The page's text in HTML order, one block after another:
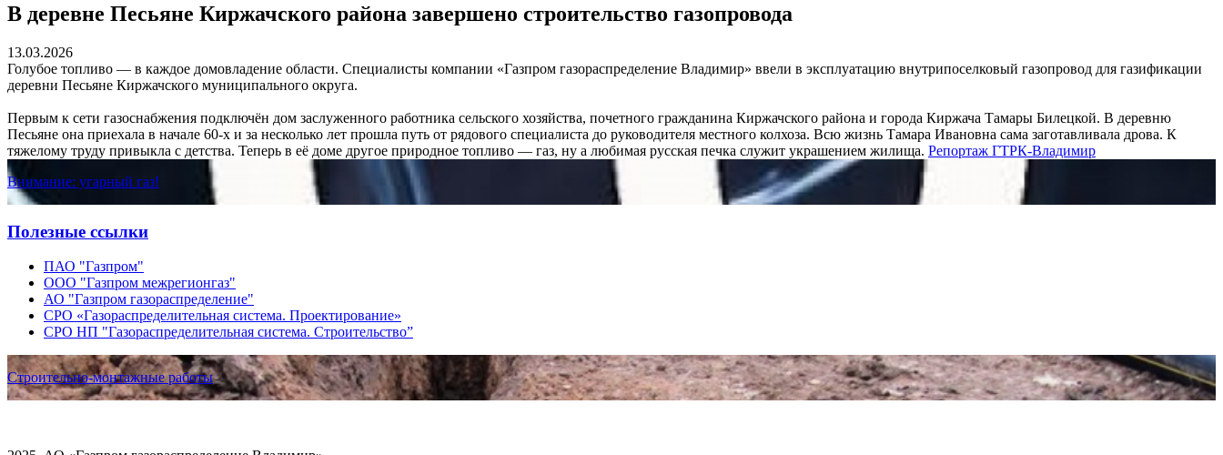
В деревне Песьяне Киржачского района завершено строительство газопровода
13.03.2026
Голубое топливо — в каждое домовладение области. Специалисты компании «Газпром газораспределение Владимир» ввели в эксплуатацию внутрипоселковый газопровод для газификации
деревни Песьяне Киржачского муниципального округа.
Первым к сети газоснабжения подключён дом заслуженного работника сельского хозяйства, почетного гражданина Киржачского района и города Киржача Тамары Билецкой. В деревню
Песьяне она приехала в начале 60-х и за несколько лет прошла путь от рядового специалиста до руководителя местного колхоза. Всю жизнь Тамара Ивановна сама заготавливала дрова. К
тяжелому труду привыкла с детства. Теперь в её доме другое природное топливо — газ, ну а любимая русская печка служит украшением жилища. Репортаж ГТРК-Владимир
Внимание: угарный газ!
Полезные ссылки
ПАО "Газпром"
ООО "Газпром межрегионгаз"
АО "Газпром газораспределение"
СРО «Газораспределительная система. Проектирование»
СРО НП "Газораспределительная система. Строительство”
Строительно-монтажные работы